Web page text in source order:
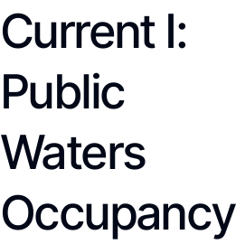
Current I:
Public
Waters
Occupancy